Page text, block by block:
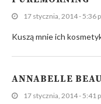
17 stycznia, 2014 - 5:36
Kuszą mnie ich
ANNABELLE
17 stycznia, 2014 - 5:41